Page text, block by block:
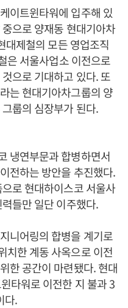
이트윈타워에 입주해 있
으로 양재동 현대기아차
대제철의 모든 영업조직
은 서울사업소 이전으로
으로 기대하고 있다. 또
는 현대기아차그룹의 양
룹의 심장부가 된다.
냉연부문과 합병하면서
전하는 방안을 추진했다.
로 현대하이스코 서울사
들만 일단 이주했다.
니어링의 합병을 계기로
치한 계동 사옥으로 이전
한 공간이 마련됐다. 현대
타워로 이전한 지 불과 3
다.